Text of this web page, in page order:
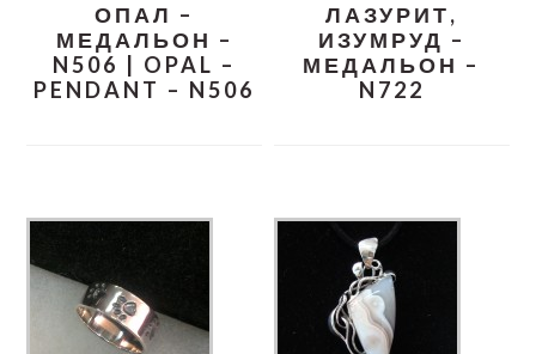
ОПАЛ –
МЕДАЛЬОН –
N506 | OPAL –
PENDANT – N506
ЛАЗУРИТ,
ИЗУМРУД –
МЕДАЛЬОН –
N722